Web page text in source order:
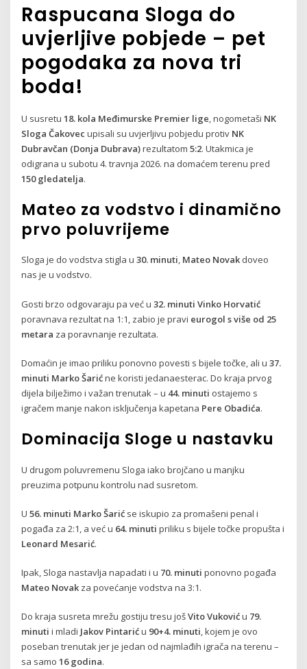
Raspucana Sloga do
uvjerljive pobjede – pet
pogodaka za nova tri
boda!
U susretu18. kola Međimurske Premier lige, nogometaši NK
Sloga Čakovec upisali su uvjerljivu pobjedu protiv NK
Dubravčan (Donja Dubrava)rezultatom5:2. Utakmica je
odigrana u subotu 4. travnja 2026. na domaćem terenu pred
150 gledatelja.
Mateo za vodstvo i dinamično
prvo poluvrijeme
Sloga je do vodstva stigla u30. minuti, Mateo Novak doveo
nas je u vodstvo.
Gosti brzo odgovaraju pa već u32. minuti Vinko Horvatić
poravnava rezultat na 1:1, zabio je pravi eurogol s više od 25
metara za poravnanje rezultata.
Domaćin je imao priliku ponovno povesti s bijele točke, ali u37.
minuti Marko Šarićne koristi jedanaesterac. Do kraja prvog
dijela bilježimo i važan trenutak – u 44. minuti ostajemo s
igračem manje nakon isključenja kapetana Pere Obadića.
Dominacija Sloge u nastavku
U drugom poluvremenu Sloga iako brojčano u manjku
preuzima potpunu kontrolu nad susretom.
U56. minuti Marko Šarić se iskupio za promašeni penal i
pogađa za 2:1, a već u 64. minuti priliku s bijele točke propušta i
Leonard Mesarić.
Ipak, Sloga nastavlja napadati i u 70. minuti ponovno pogađa
Mateo Novak za povećanje vodstva na 3:1.
Do kraja susreta mrežu gostiju tresu jošVito Vukoviću 79.
minuti i mladi Jakov Pintariću 90+4. minuti, kojem je ovo
poseban trenutak jer je jedan od najmlađih igrača na terenu –
sa samo16 godina.